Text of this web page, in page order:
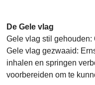
De Gele vlag
Gele vlag stil gehouden:
Gele vlag gezwaaid:
inhalen en springen
voorbereiden om te